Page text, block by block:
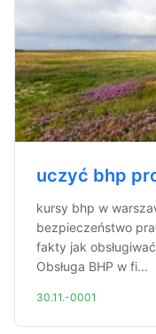
uczyć bhp
kursy bhp w
bezpieczeństwo
fakty jak
Obsługa BHP w fi...
30.11.-0001